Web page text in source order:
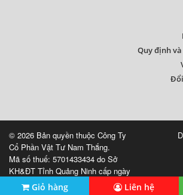
Giỏ hàng Liên hệ
Quy định
© 2026 Bản quyền thuộc Công Ty
Cổ Phần Vật Tư Nam Thắng.
Mã số thuế: 5701433434 do Sở
KH&ĐT Tỉnh Quảng Ninh cấp ngày
13/10/2010.